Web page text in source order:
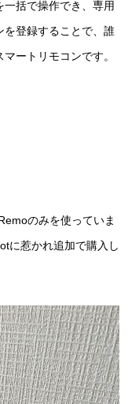
括で操作でき、専用
を登録することで、誰
ートリモコンです。
のみを使っていま
に惹かれ追加で購入し